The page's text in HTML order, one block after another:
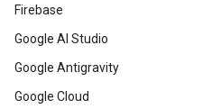
Firebase
Google AI Studio
Google Antigravity
Google Cloud